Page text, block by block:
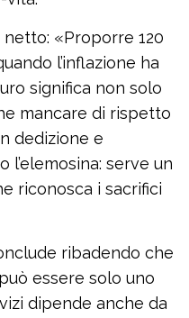
netto: «Proporre 120
l’inflazione ha
significa non solo
mancare di rispetto
dedizione e
l’elemosina: serve un
riconosca i sacrifici
ribadendo che
essere solo uno
dipende anche da